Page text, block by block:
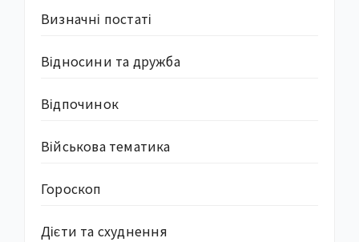
Визначні постаті
Відносини та дружба
Відпочинок
Військова тематика
Гороскоп
Дієти та схуднення